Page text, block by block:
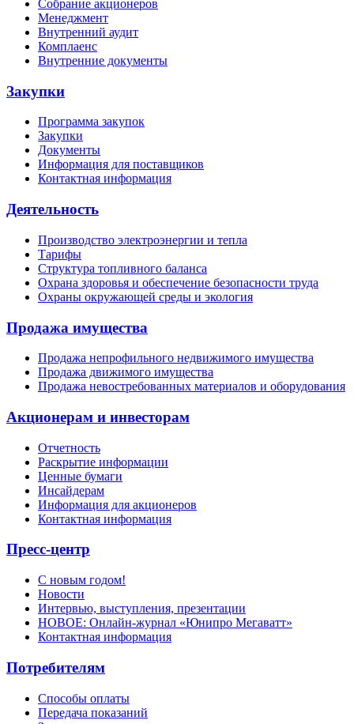
Собрание акционеров
Менеджмент
Внутренний аудит
Комплаенс
Внутренние документы
Закупки
Программа закупок
Закупки
Документы
Информация для поставщиков
Контактная информация
Деятельность
Производство электроэнергии и тепла
Тарифы
Структура топливного баланса
Охрана здоровья и обеспечение безопасности труда
Охраны окружающей среды и экология
Продажа имущества
Продажа непрофильного недвижимого имущества
Продажа движимого имущества
Продажа невостребованных материалов и оборудования
Акционерам и инвесторам
Отчетность
Раскрытие информации
Ценные бумаги
Инсайдерам
Информация для акционеров
Контактная информация
Пресс-центр
С новым годом!
Новости
Интервью, выступления, презентации
НОВОЕ: Онлайн-журнал «Юнипро Мегаватт»
Контактная информация
Потребителям
Способы оплаты
Передача показаний